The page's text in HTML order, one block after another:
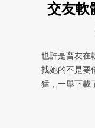
交友軟
也許是畜友在
找她的不是要
猛，一舉下載